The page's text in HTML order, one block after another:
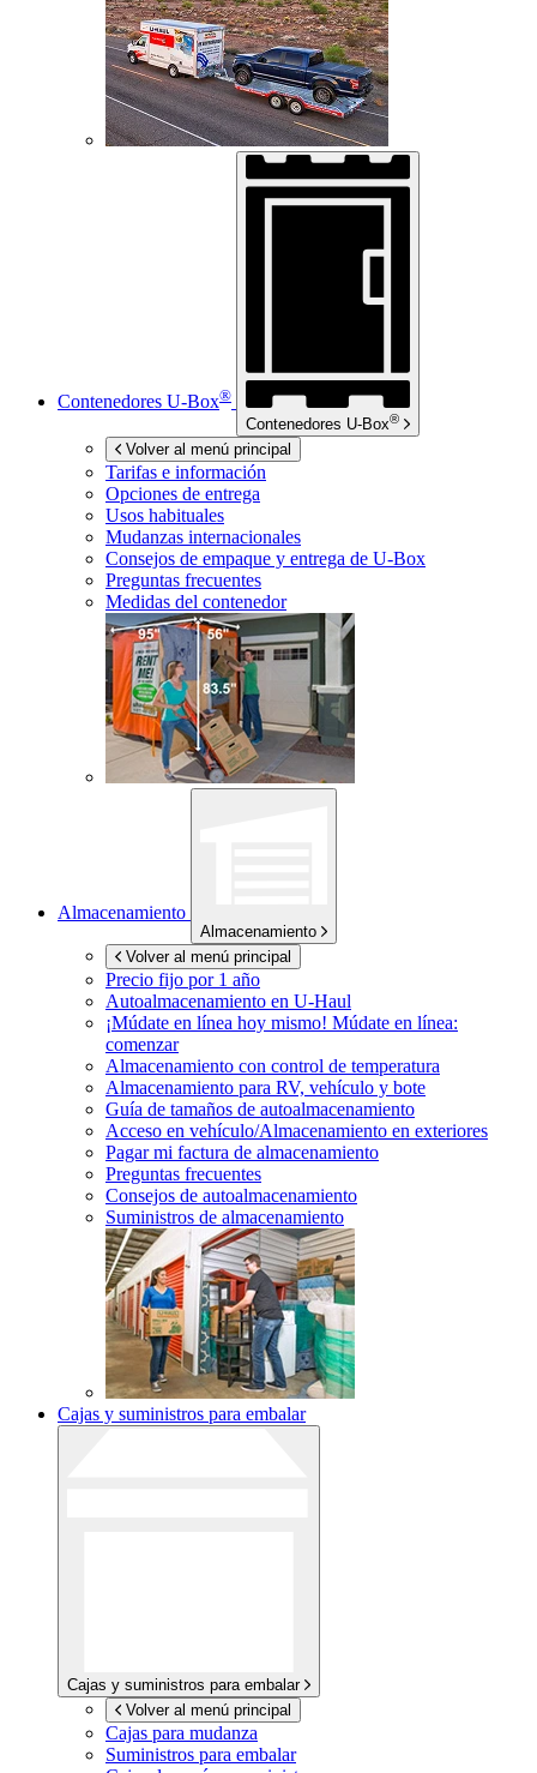
Contenedores U-Box®
Contenedores U-Box®
Volver al menú principal
Tarifas e información
Opciones de entrega
Usos habituales
Mudanzas internacionales
Consejos de empaque y entrega de U-Box
Preguntas frecuentes
Medidas del contenedor
Almacenamiento
Almacenamiento
Volver al menú principal
Precio fijo por 1 año
Autoalmacenamiento en U-Haul
¡Múdate en línea hoy mismo! Múdate en línea:
comenzar
Almacenamiento con control de temperatura
Almacenamiento para RV, vehículo y bote
Guía de tamaños de autoalmacenamiento
Acceso en vehículo/Almacenamiento en exteriores
Pagar mi factura de almacenamiento
Preguntas frecuentes
Consejos de autoalmacenamiento
Suministros de almacenamiento
Cajas y suministros para embalar
Cajas y suministros para embalar
Volver al menú principal
Cajas para mudanza
Suministros para embalar